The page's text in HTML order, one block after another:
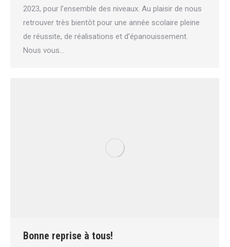
2023, pour l’ensemble des niveaux. Au plaisir de nous
retrouver très bientôt pour une année scolaire pleine
de réussite, de réalisations et d’épanouissement.
Nous vous…
Bonne reprise à tous!